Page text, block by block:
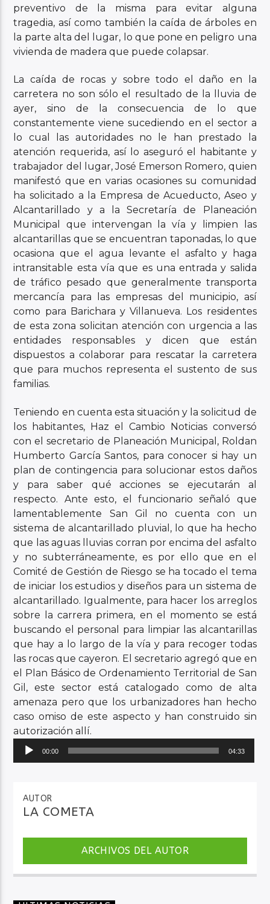
preventivo de la misma para evitar alguna
tragedia, así como también la caída de árboles en
la parte alta del lugar, lo que pone en peligro una
vivienda de madera que puede colapsar.
La caída de rocas y sobre todo el daño en la
carretera no son sólo el resultado de la lluvia de
ayer, sino de la consecuencia de lo que
constantemente viene sucediendo en el sector a
lo cual las autoridades no le han prestado la
atención requerida, así lo aseguró el habitante y
trabajador del lugar, José Emerson Romero, quien
manifestó que en varias ocasiones su comunidad
ha solicitado a la Empresa de Acueducto, Aseo y
Alcantarillado y a la Secretaría de Planeación
Municipal que intervengan la vía y limpien las
alcantarillas que se encuentran taponadas, lo que
ocasiona que el agua levante el asfalto y haga
intransitable esta vía que es una entrada y salida
de tráfico pesado que generalmente transporta
mercancía para las empresas del municipio, así
como para Barichara y Villanueva. Los residentes
de esta zona solicitan atención con urgencia a las
entidades responsables y dicen que están
dispuestos a colaborar para rescatar la carretera
que para muchos representa el sustento de sus
familias.
Teniendo en cuenta esta situación y la solicitud de
los habitantes, Haz el Cambio Noticias conversó
con el secretario de Planeación Municipal, Roldan
Humberto García Santos, para conocer si hay un
plan de contingencia para solucionar estos daños
y para saber qué acciones se ejecutarán al
respecto. Ante esto, el funcionario señaló que
lamentablemente San Gil no cuenta con un
sistema de alcantarillado pluvial, lo que ha hecho
que las aguas lluvias corran por encima del asfalto
y no subterráneamente, es por ello que en el
Comité de Gestión de Riesgo se ha tocado el tema
de iniciar los estudios y diseños para un sistema de
alcantarillado. Igualmente, para hacer los arreglos
sobre la carrera primera, en el momento se está
buscando el personal para limpiar las alcantarillas
que hay a lo largo de la vía y para recoger todas
las rocas que cayeron. El secretario agregó que en
el Plan Básico de Ordenamiento Territorial de San
Gil, este sector está catalogado como de alta
amenaza pero que los urbanizadores han hecho
caso omiso de este aspecto y han construido sin
autorización allí.
Reproductor
00:00 04:33
AUTOR
LA COMETA
ARCHIVOS DEL AUTOR